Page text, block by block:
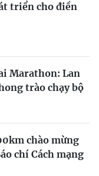
triển cho điền
Marathon: Lan
trào chạy bộ
chào mừng
chí Cách mạng